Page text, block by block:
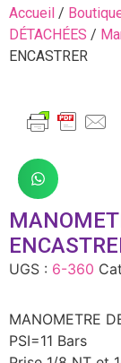
Accueil /
DÉTACHÉES /
ENCASTRER
UGS : 6-360
MANOMETRE
PSI=11 Bars